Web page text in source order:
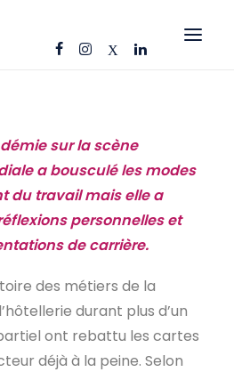
sur la scène
a bousculé les modes
du travail mais elle a
personnelles et
de carrière.
des métiers de la
durant plus d’un
ont rebattu les cartes
déjà à la peine. Selon